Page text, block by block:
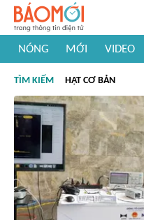
NÓNG MỚI VIDEO
#Khám phá thế giới
TÌM KIẾM HẠT CƠ BẢN